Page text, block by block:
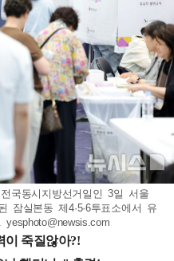
국동시지방선거일인 3일 서울
잠실본동 제4·5·6투표소에서 유
yesphoto@newsis.com